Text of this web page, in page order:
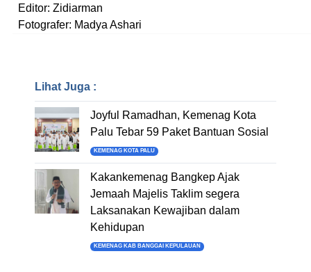
Editor: Zidiarman
Fotografer: Madya Ashari
Lihat Juga :
Joyful Ramadhan, Kemenag Kota
Palu Tebar 59 Paket Bantuan Sosial
KEMENAG KOTA PALU
Kakankemenag Bangkep Ajak
Jemaah Majelis Taklim segera
Laksanakan Kewajiban dalam
Kehidupan
KEMENAG KAB BANGGAI KEPULAUAN